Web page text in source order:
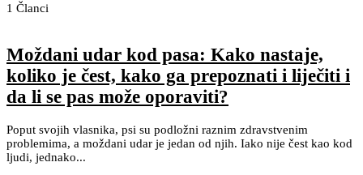
1 Članci
Moždani udar kod pasa: Kako nastaje,
koliko je čest, kako ga prepoznati i liječiti i
da li se pas može oporaviti?
Poput svojih vlasnika, psi su podložni raznim zdravstvenim
problemima, a moždani udar je jedan od njih. Iako nije čest kao kod
ljudi, jednako...